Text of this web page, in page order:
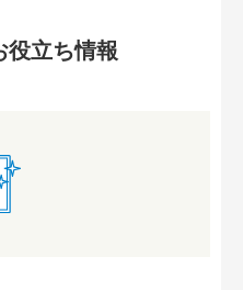
役立ち情報